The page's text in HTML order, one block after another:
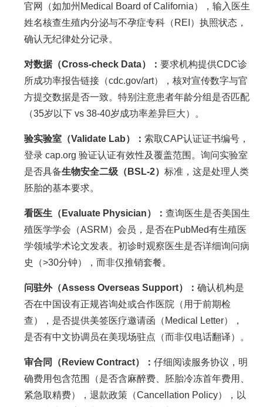
官网（如加州Medical Board of California），输入医生
姓名核查生殖内分泌与不孕症专科（REI）执照状态，
确认无纪律处分记录。
对数据（Cross-check Data）： 要求机构提供CDC诊
所成功率报告链接（cdc.gov/art），核对宣传数字与官
方提交数据是否一致。特别注意患者年龄分组是否匹配
（35岁以下 vs 38-40岁成功率差异巨大）。
验实验室（Validate Lab）： 索取CAP认证证书编号，
登录 cap.org 验证认证有效性及覆盖范围。询问实验室
是否具备生物安全二级（BSL-2） 标准，这是处理人类
胚胎的基本要求。
看医生（Evaluate Physician）： 查询医生是否美国生
殖医学学会（ASRM）会员，是否在PubMed有生殖医
学领域学术论文发表。初诊时观察医生是否详细询问病
史（>30分钟），而非仅推销套餐。
问驻外（Assess Overseas Support）： 确认机构是
否在中国设有正规咨询处或合作医院（用于前期检
查），是否提供美签医疗邀请函（Medical Letter），
是否有中文协调员在美现场驻点（而非仅电话翻译）。
审合同（Review Contract）： 仔细阅读服务协议，明
确费用包含范围（是否含麻醉费、胚胎冷冻首年费用、
紧急取精费），退款政策（Cancellation Policy），以